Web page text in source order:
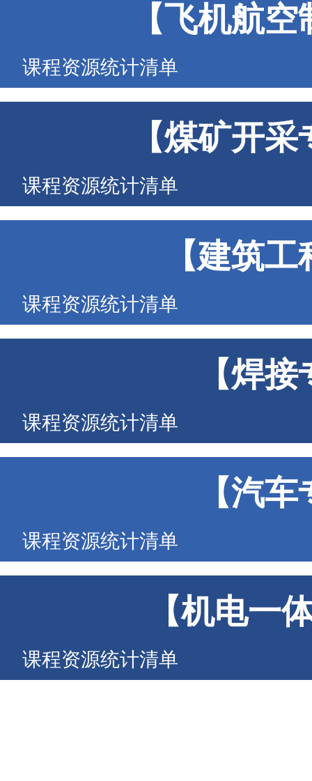
【飞机航
课程资源统计清单
【煤矿开
课程资源统计清单
【建筑
课程资源统计清单
【焊
课程资源统计清单
【汽
课程资源统计清单
【机电一
课程资源统计清单